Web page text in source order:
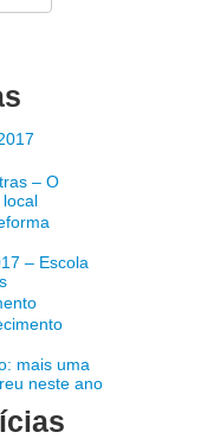
– O
– Escola
mais uma
neste ano